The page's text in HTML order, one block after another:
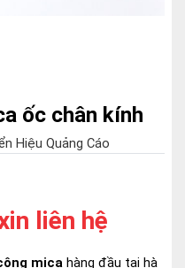
ốc chân kính
Hiệu Quảng Cáo
liên hệ
mica hàng đầu tại hà